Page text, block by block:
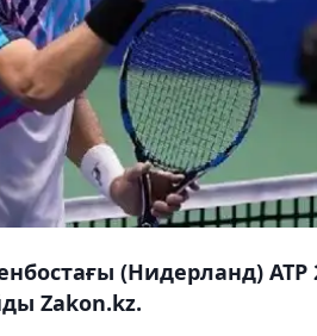
(Нидерланд)
Zakon.kz.